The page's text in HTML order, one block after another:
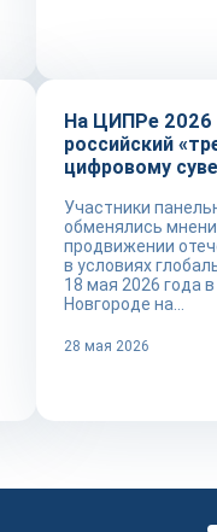
На ЦИПРе 2026
российский
цифровому
Участники
обменялись
продвижении
в условиях
18 мая 2026 года
Новгороде на...
28 мая 2026